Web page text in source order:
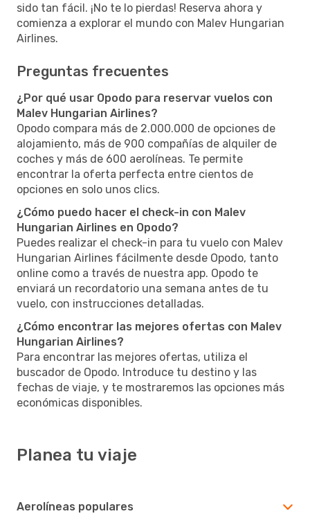
sido tan fácil. ¡No te lo pierdas! Reserva ahora y
comienza a explorar el mundo con Malev Hungarian
Airlines.
Preguntas frecuentes
¿Por qué usar Opodo para reservar vuelos con
Malev Hungarian Airlines?
Opodo compara más de 2.000.000 de opciones de
alojamiento, más de 900 compañías de alquiler de
coches y más de 600 aerolíneas. Te permite
encontrar la oferta perfecta entre cientos de
opciones en solo unos clics.
¿Cómo puedo hacer el check-in con Malev
Hungarian Airlines en Opodo?
Puedes realizar el check-in para tu vuelo con Malev
Hungarian Airlines fácilmente desde Opodo, tanto
online como a través de nuestra app. Opodo te
enviará un recordatorio una semana antes de tu
vuelo, con instrucciones detalladas.
¿Cómo encontrar las mejores ofertas con Malev
Hungarian Airlines?
Para encontrar las mejores ofertas, utiliza el
buscador de Opodo. Introduce tu destino y las
fechas de viaje, y te mostraremos las opciones más
económicas disponibles.
Planea tu viaje
Aerolíneas populares